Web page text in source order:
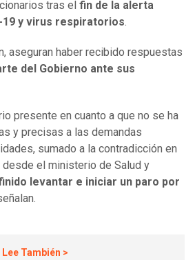
tras el fin de la alerta
19 y virus respiratorios.
aseguran haber recibido respuestas
del Gobierno ante sus
presente en cuanto a que no se ha
y precisas a las demandas
sumado a la contradicción en
el ministerio de Salud y
levantar e iniciar un paro por
Lee También >